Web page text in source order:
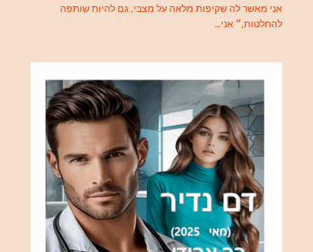
אני מאשר לה שקיפות מלאה על מצבי, גם להיות שותפה
להחלטות,״ אני…